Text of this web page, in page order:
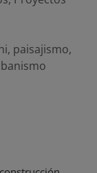
, paisajismo,